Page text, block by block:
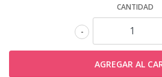
CANTIDAD
-